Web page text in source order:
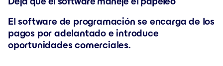
El software de programación se encarga de los
pagos por adelantado e introduce
oportunidades comerciales.